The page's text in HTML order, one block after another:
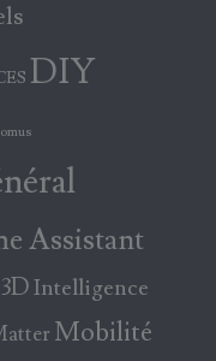
DIY
Assistant
Intelligence
Mobilité